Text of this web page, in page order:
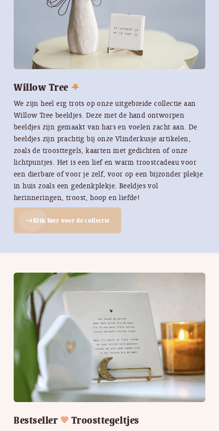
Willow Tree
We zijn heel erg trots op onze uitgebreide collectie aan
Willow Tree beeldjes. Deze met de hand ontworpen
beeldjes zijn gemaakt van hars en voelen zacht aan. De
beeldjes zijn prachtig bij onze Vlinderkusje artikelen,
zoals de troosttegels, kaarten met gedichten of onze
lichtpuntjes. Het is een lief en warm troostcadeau voor
een dierbare of voor je zelf, voor op een bijzonder plekje
in huis zoals een gedenkplekje. Beeldjes vol
herinneringen, troost, hoop en liefde!
eastKlik hier voor de collectie
Bestseller Troosttegeltjes